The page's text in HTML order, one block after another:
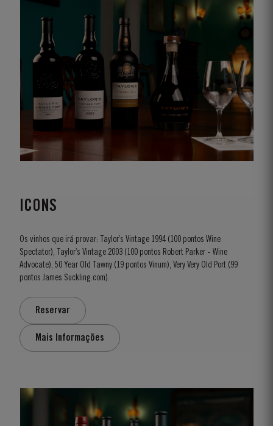
ICONS
Os vinhos que irá provar: Taylor’s Vintage 1994 (100 pontos Wine
Spectator), Taylor’s Vintage 2003 (100 pontos Robert Parker - Wine
Advocate), 50 Year Old Tawny (19 pontos Vinum), Very Very Old Port (99
pontos James Suckling.com).
Reservar
Mais Informações